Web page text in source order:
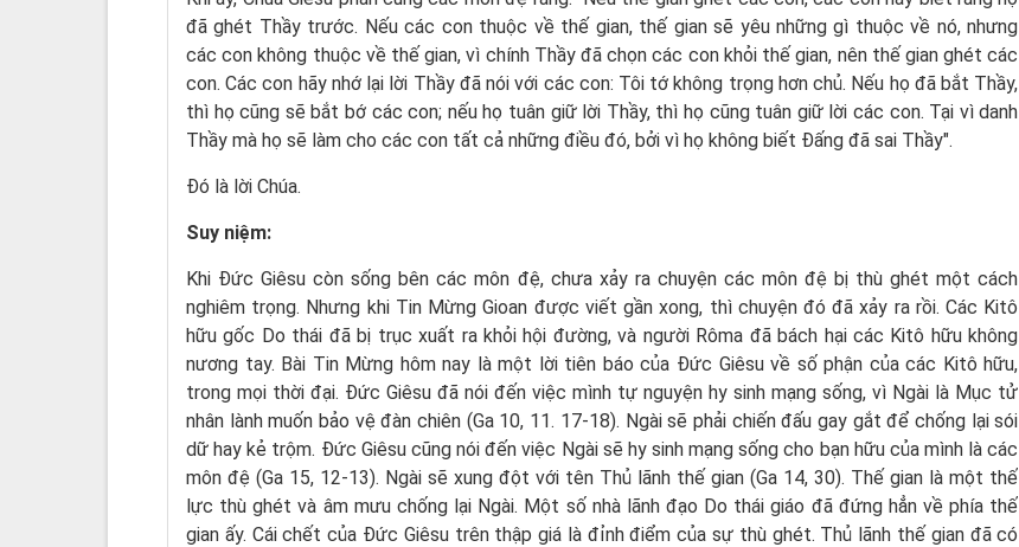
đã ghét Thầy trước. Nếu các con thuộc về thế gian, thế gian sẽ yêu những gì thuộc về nó, nhưng
các con không thuộc về thế gian, vì chính Thầy đã chọn các con khỏi thế gian, nên thế gian ghét các
con. Các con hãy nhớ lại lời Thầy đã nói với các con: Tôi tớ không trọng hơn chủ. Nếu họ đã bắt Thầy,
thì họ cũng sẽ bắt bớ các con; nếu họ tuân giữ lời Thầy, thì họ cũng tuân giữ lời các con. Tại vì danh
Thầy mà họ sẽ làm cho các con tất cả những điều đó, bởi vì họ không biết Ðấng đã sai Thầy".
Ðó là lời Chúa.
Suy niệm:
Khi Đức Giêsu còn sống bên các môn đệ, chưa xảy ra chuyện các môn đệ bị thù ghét một cách
nghiêm trọng. Nhưng khi Tin Mừng Gioan được viết gần xong, thì chuyện đó đã xảy ra rồi. Các Kitô
hữu gốc Do thái đã bị trục xuất ra khỏi hội đường, và người Rôma đã bách hại các Kitô hữu không
nương tay. Bài Tin Mừng hôm nay là một lời tiên báo của Đức Giêsu về số phận của các Kitô hữu,
trong mọi thời đại. Đức Giêsu đã nói đến việc mình tự nguyện hy sinh mạng sống, vì Ngài là Mục tử
nhân lành muốn bảo vệ đàn chiên (Ga 10, 11. 17-18). Ngài sẽ phải chiến đấu gay gắt để chống lại sói
dữ hay kẻ trộm. Đức Giêsu cũng nói đến việc Ngài sẽ hy sinh mạng sống cho bạn hữu của mình là các
môn đệ (Ga 15, 12-13). Ngài sẽ xung đột với tên Thủ lãnh thế gian (Ga 14, 30). Thế gian là một thế
lực thù ghét và âm mưu chống lại Ngài. Một số nhà lãnh đạo Do thái giáo đã đứng hẳn về phía thế
gian ấy. Cái chết của Đức Giêsu trên thập giá là đỉnh điểm của sự thù ghét. Thủ lãnh thế gian đã có